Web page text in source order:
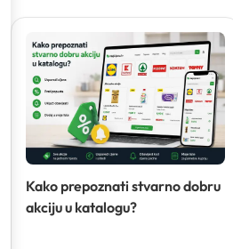
Kako prepoznati stvarno dobru
akciju u katalogu?